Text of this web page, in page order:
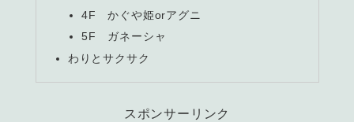
4F かぐや姫orアグニ
5F ガネーシャ
わりとサクサク
スポンサーリンク